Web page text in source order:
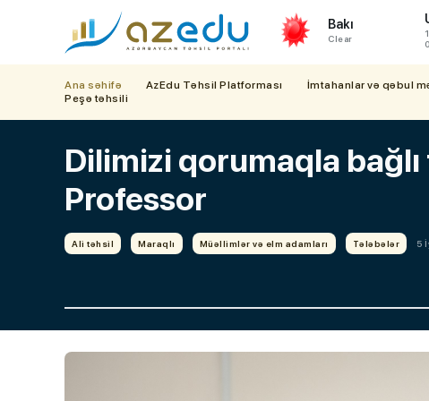
Bakı
Clear
Ana səhifə AzEdu Təhsil Platforması İmtahanlar və qəbul
Peşə təhsili
Dilimizi qorumaqla bağlı
Professor
Ali təhsil Maraqlı Müəllimlər və elm adamları Tələbələr 5